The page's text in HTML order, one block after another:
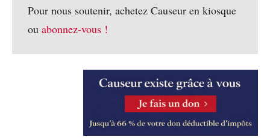
Pour nous soutenir, achetez Causeur en kiosque
ou abonnez-vous !